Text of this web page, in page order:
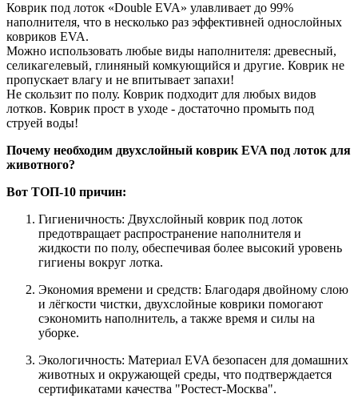
Коврик под лоток «Double EVA» улавливает до 99%
наполнителя, что в несколько раз эффективней однослойных
ковриков EVA.
Можно использовать любые виды наполнителя: древесный,
селикагелевый, глиняный комкующийся и другие. Коврик не
пропускает влагу и не впитывает запахи!
Не скользит по полу. Коврик подходит для любых видов
лотков. Коврик прост в уходе - достаточно промыть под
струей воды!
Почему необходим двухслойный коврик EVA под лоток для
животного?
Вот ТОП-10 причин:
Гигиеничность: Двухслойный коврик под лоток
предотвращает распространение наполнителя и
жидкости по полу, обеспечивая более высокий уровень
гигиены вокруг лотка.
Экономия времени и средств: Благодаря двойному слою
и лёгкости чистки, двухслойные коврики помогают
сэкономить наполнитель, а также время и силы на
уборке.
Экологичность: Материал EVA безопасен для домашних
животных и окружающей среды, что подтверждается
сертификатами качества "Ростест-Москва".